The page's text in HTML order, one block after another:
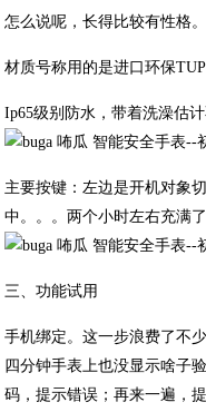
怎么说呢，长得比较有性格。
材质号称用的是进口环保
Ip65级别防水，带着洗澡估
主要按键：左边是开机对象
中。。。两个小时左右充满了
三、功能试用
手机绑定。这一步浪费了不
四分钟手表上也没显示啥子
码，提示错误；再来一遍，